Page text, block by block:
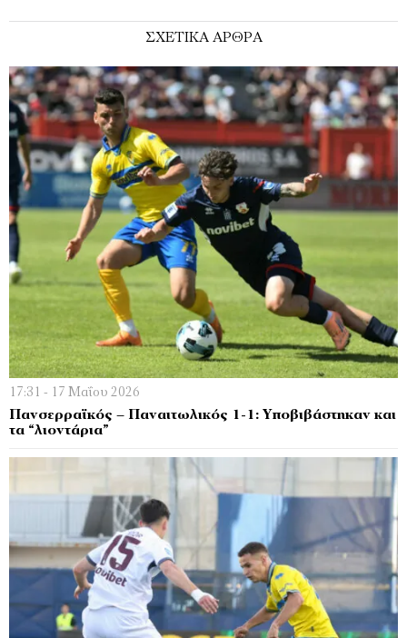
ΣΧΕΤΙΚΑ ΑΡΘΡΑ
17:31 - 17 Μαΐου 2026
Πανσερραϊκός – Παναιτωλικός 1-1: Υποβιβάστηκαν και
τα “λιοντάρια”